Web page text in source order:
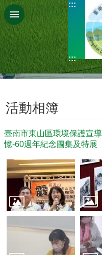
跳到主要內容區塊
:::
:::
活動相簿
臺南市東山區環境保護宣
憶-60週年紀念圖集及特展